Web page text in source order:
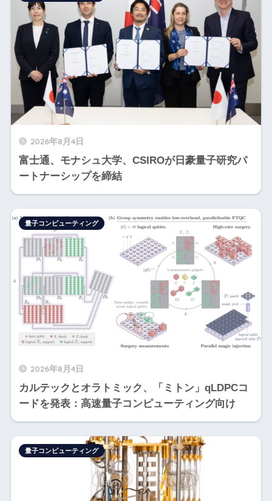
2026年8月4日
富士通、モナシュ大学、CSIROが日豪量子研究パ
ートナーシップを締結
2026年8月4日
カルテックとオラトミック、「ミトン」qLDPCコ
ードを発表：高速量子コンピューティング向け
量子コンピューティング
量子コンピューティング